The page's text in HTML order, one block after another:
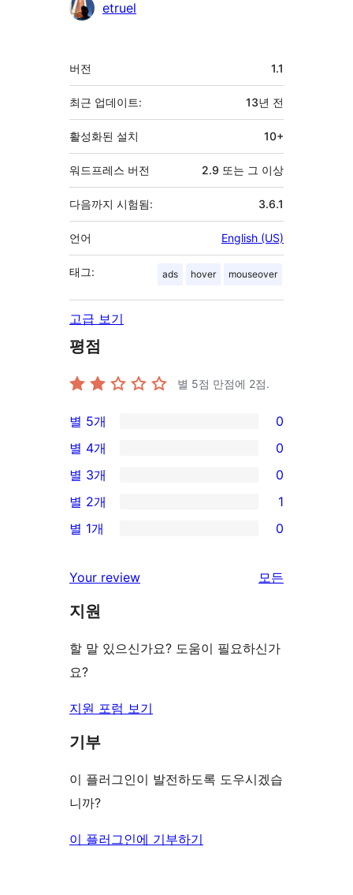
기
etruel
기
초
버전 1.1
최근 업데이트: 13년 전
활성화된 설치 10+
워드프레스 버전 2.9 또는 그 이상
다음까지 시험됨: 3.6.1
언어 English (US)
태그: ads hover mouseover
고급 보기
평점
별 5점 만점에 2점.
0/5-
별
점
후
기
별 5개 0
0/4-
별
점
후
별 4개 0
0/3-
별
점
기
별 3개 0
1/2-
별
후
기
별 2개 1
0/1-
점
후
별 1개 0
Your review
모든
보
지원
할 말 있으신가요? 도움이 필요하신가
요?
지원 포럼 보기
기부
이 플러그인이 발전하도록 도우시겠습
니까?
이 플러그인에 기부하기